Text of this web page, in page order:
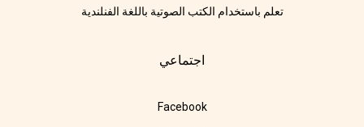
تعلم باستخدام الكتب الصوتية باللغة الفنلندية
اجتماعي
Facebook